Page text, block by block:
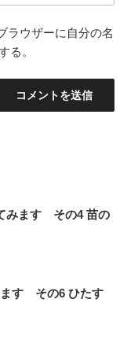
ラウザーに自分の名
る。
みます その4 苗の
ます その6 ひたす